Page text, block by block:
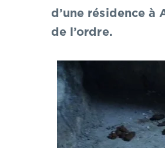
d’une résidence
de l’ordre.